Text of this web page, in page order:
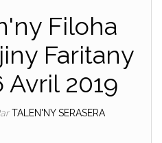
Filoha
Faritany
Avril 2019
TALEN'NY SERASERA